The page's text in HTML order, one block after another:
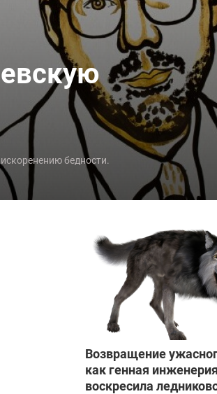
бедности.
Возвращение
как генная инженерия
воскресила